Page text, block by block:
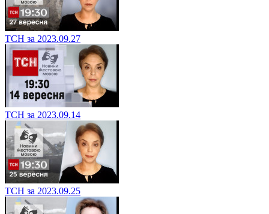
ТСН за 2023.09.27
ТСН за 2023.09.14
ТСН за 2023.09.25